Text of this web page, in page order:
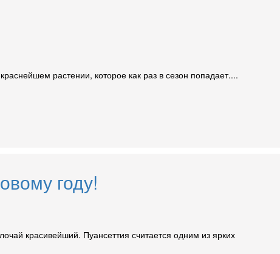
растении, которое как раз в сезон попадает....
году!
красивейший. Пуансеттия считается одним из ярких